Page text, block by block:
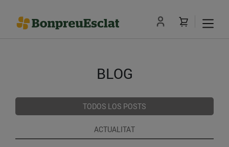
BLOG
TODOS LOS POSTS
ACTUALITAT